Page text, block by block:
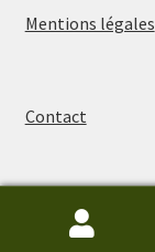
Mentions légales
Contact
Recherche
Recherche